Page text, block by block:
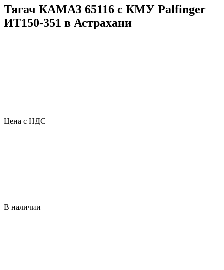
Тягач КАМАЗ 65116 с КМУ Palfinger
ИТ150-351 в Астрахани
Цена с НДС
В наличии